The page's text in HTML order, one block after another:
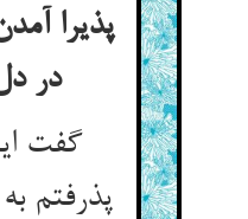
پذیرا
در
گفت
پذرفتم